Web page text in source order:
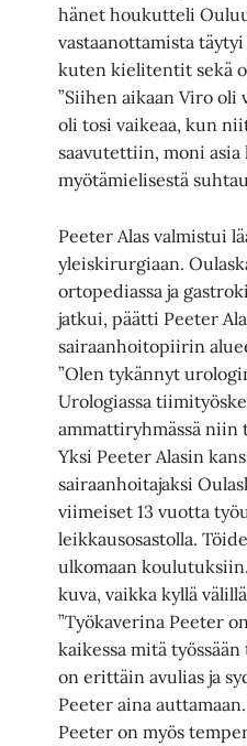
hänet houkutteli
vastaanottamista
kuten kielitentit sekä
”Siihen aikaan Viro
oli tosi vaikeaa, kun
saavutettiin, moni
myötämielisestä
Peeter Alas valmistui
yleiskirurgiaan.
ortopediassa ja
jatkui, päätti Peeter
sairaanhoitopiirin
”Olen tykännyt
Urologiassa
ammattiryhmässä niin
Yksi Peeter Alasin
sairaanhoitajaksi
viimeiset 13 vuotta
leikkausosastolla.
ulkomaan
kuva, vaikka kyllä
”Työkaverina Peeter
kaikessa mitä
on erittäin avulias ja
Peeter aina
Peeter on myös